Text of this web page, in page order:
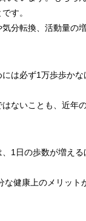
す。
分転換、活動量の
は必ず1万歩歩かな
ないことも、近年
1日の歩数が増え
な健康上のメリット